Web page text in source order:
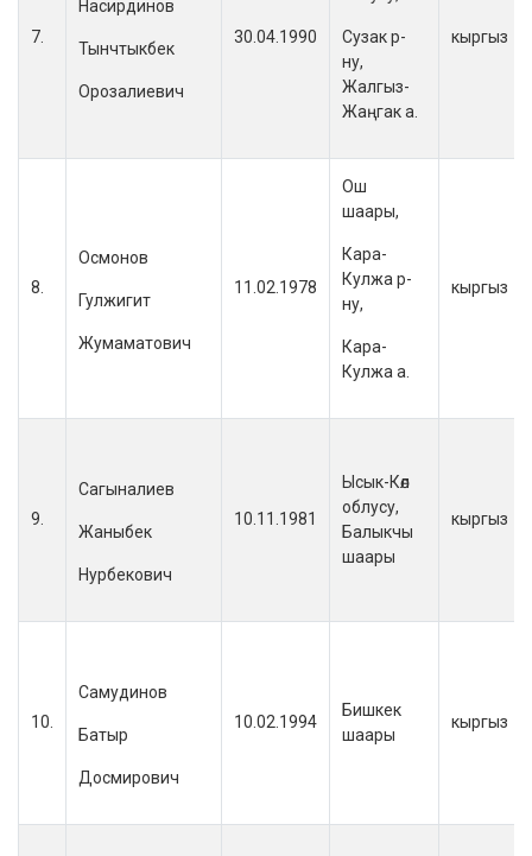
7.
Насирдинов
Тынчтыкбек
Орозалиевич
30.04.1990
Сузак р-
ну,
Жалгыз-
Жаңгак а.
кыргыз
8.
Осмонов
Гулжигит
Жумаматович
11.02.1978
Ош
шаары,
Кара-
Кулжа р-
ну,
Кара-
Кулжа а.
кыргыз
9.
Сагыналиев
Жаныбек
Нурбекович
10.11.1981
Ысык-Көл
облусу,
Балыкчы
шаары
кыргыз
10.
Самудинов
Батыр
Досмирович
10.02.1994
Бишкек
шаары
кыргыз